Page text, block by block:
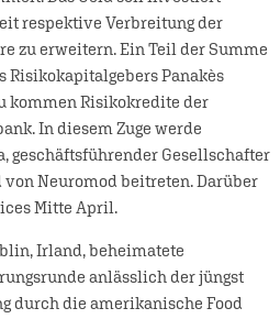
respektive Verbreitung der
zu erweitern. Ein Teil der Summe
Risikokapitalgebers Panakès
kommen Risikokredite der
In diesem Zuge werde
geschäftsführender Gesellschafter
von Neuromod beitreten. Darüber
Mitte April.
Irland, beheimatete
anlässlich der jüngst
durch die amerikanische Food